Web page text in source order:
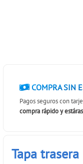
COMPRA SIN
Pagos seguros con
compra rápido y
Tapa